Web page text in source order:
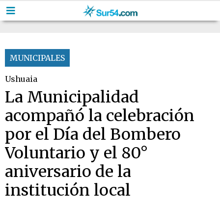
MUNICIPALES
Ushuaia
La Municipalidad
acompañó la celebración
por el Día del Bombero
Voluntario y el 80°
aniversario de la
institución local